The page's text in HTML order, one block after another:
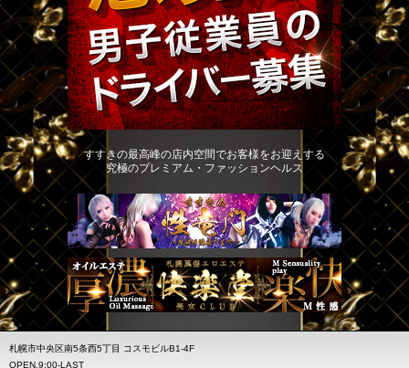
すすきの最高峰の店内空間でお客様をお迎えする
究極のプレミアム・ファッションヘルス
札幌市中央区南5条西5丁目 コスモビルB1-4F
OPEN.9:00-LAST